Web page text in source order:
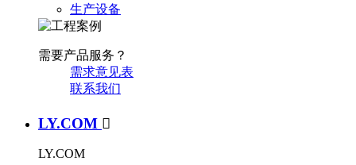
生产设备
需要产品服务？
需求意见表
联系我们
LY.COM 
LY.COM